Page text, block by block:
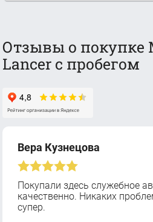
Отзывы о покупке
Lancer с пробегом
Вера Кузнецова
Покупали здесь служебное
качественно. Никаких
супер.